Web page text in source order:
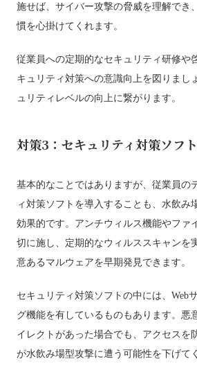
施せば、サイバー攻撃の脅威を理解でき
慣を心掛けてくれます。
従業員への定期的なセキュリティ研修や
キュリティ対策への意識向上を図りまし
ュリティレベルの向上に繋がります。
対策3：セキュリティ対策ソフ
基本的なことではありますが、従業員の
ィ対策ソフトを導入することも、水飲み
効果的です。アンチウィルス機能やファ
切に施し、定期的なウィルススキャンを
意あるマルウェアを早期発見できます。
セキュリティ対策ソフトの中には、Web
グ機能を有しているものもあります。悪
イレクトがあった場合でも、アクセスを
が水飲み場型攻撃に遭う可能性を下げて